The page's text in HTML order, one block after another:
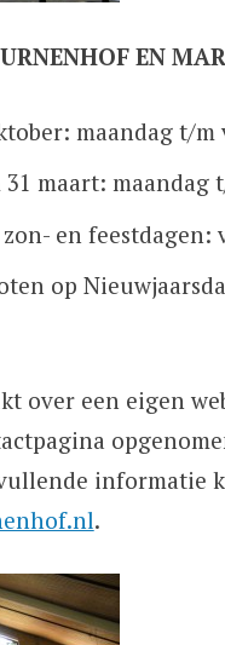
EN
maandag t/
maart:
en feestdagen:
op
over een eigen
informatie
.